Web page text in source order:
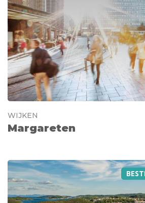
WIJKEN
Margareten